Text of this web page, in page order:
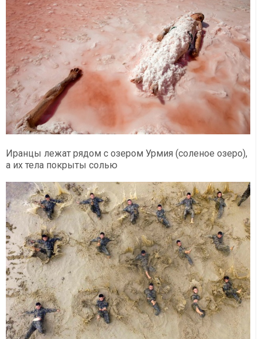
Иранцы лежат рядом с озером Урмия (соленое озеро),
а их тела покрыты солью